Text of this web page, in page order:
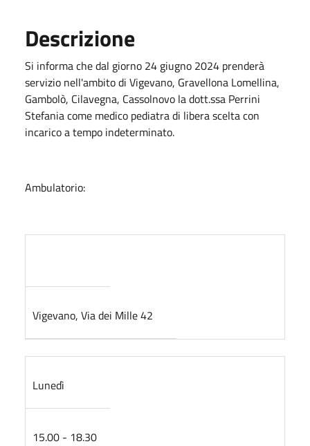
Descrizione
Si informa che dal giorno 24 giugno 2024 prenderà
servizio nell'ambito di Vigevano, Gravellona Lomellina,
Gambolò, Cilavegna, Cassolnovo la dott.ssa Perrini
Stefania come medico pediatra di libera scelta con
incarico a tempo indeterminato.
Ambulatorio:
Vigevano, Via dei Mille 42
Lunedì
15.00 - 18.30